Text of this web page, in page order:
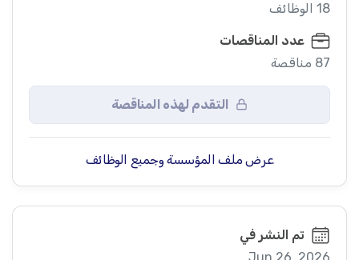
18 الوظائف
عدد المناقصات
87 مناقصة
عرض ملف المؤسسة وجميع الوظائف
تم النشر في